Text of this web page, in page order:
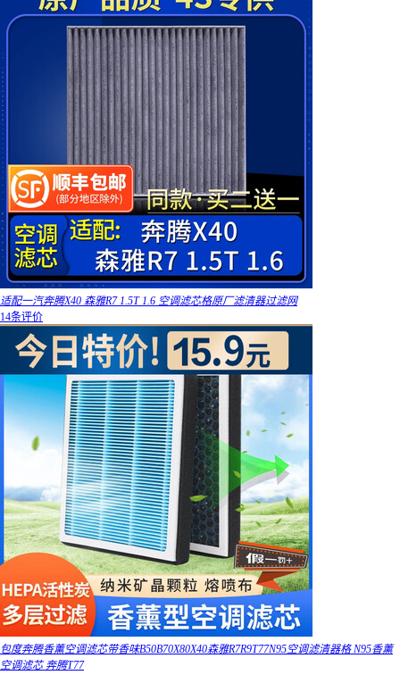
适配一汽奔腾X40 森雅R7 1.5T 1.6 空调滤芯格原厂滤清器过滤网
14条评价
包度奔腾香薰空调滤芯带香味B50B70X80X40森雅R7R9T77N95空调滤清器格 N95香薰
空调滤芯 奔腾T77